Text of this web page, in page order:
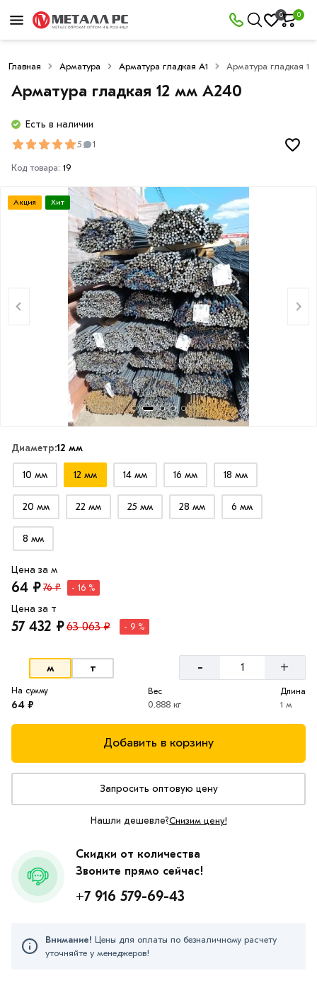
0 0
Главная Арматура Арматура гладкая А1 Арматура гладкая
Арматура гладкая 12 мм A240
Есть в наличии
5 1
Код товара: 19
Акция Хит
Диаметр:12 мм
10 мм 12 мм 14 мм 16 мм 18 мм
20 мм 22 мм 25 мм 28 мм 6 мм
8 мм
Цена за м
64 ₽76 ₽ - 16 %
Цена за т
57 432 ₽63 063 ₽ - 9 %
м т - +
На сумму
64 ₽
Вес
0.888 кг
Длина
1 м
Добавить в корзину
Запросить оптовую цену
Нашли дешевле?Снизим цену!
Скидки от количества
Звоните прямо сейчас!
+7 916 579-69-43
Внимание! Цены для оплаты по безналичному расчету
уточняйте у менеджеров!